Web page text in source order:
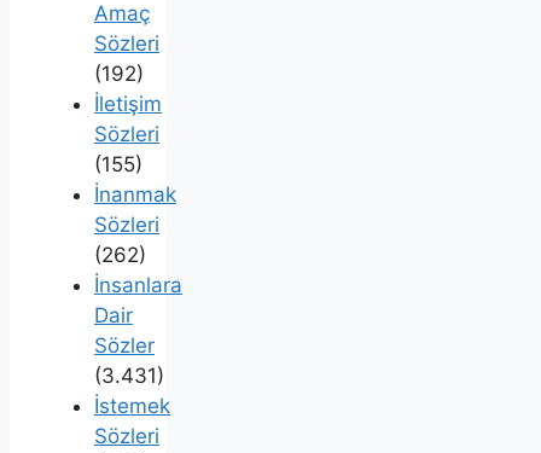
Amaç
Sözleri
(192)
İletişim
Sözleri
(155)
İnanmak
Sözleri
(262)
İnsanlara
Dair
Sözler
(3.431)
İstemek
Sözleri